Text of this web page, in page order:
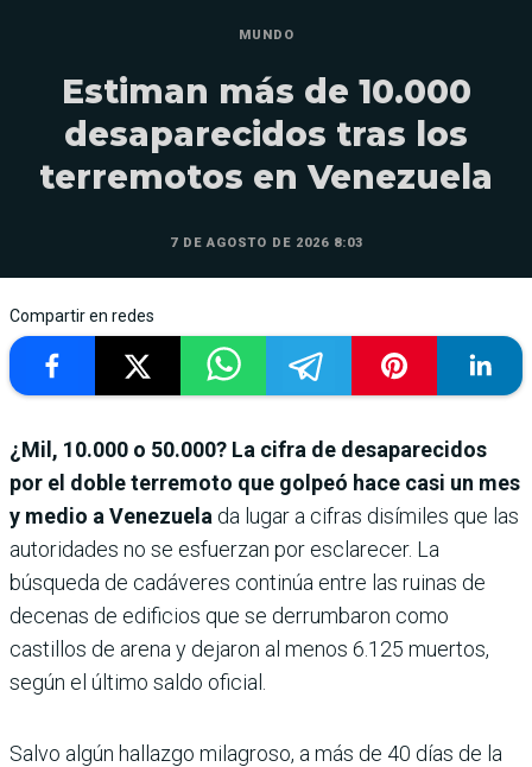
MUNDO
Estiman más de 10.000
desaparecidos tras los
terremotos en Venezuela
7 DE AGOSTO DE 2026 8:03
Compartir en redes
¿Mil, 10.000 o 50.000? La cifra de desaparecidos
por el doble terremoto que golpeó hace casi un mes
y medio a Venezuela da lugar a cifras disímiles que las
autoridades no se esfuerzan por esclarecer. La
búsqueda de cadáveres continúa entre las ruinas de
decenas de edificios que se derrumbaron como
castillos de arena y dejaron al menos 6.125 muertos,
según el último saldo oficial.
Salvo algún hallazgo milagroso, a más de 40 días de la